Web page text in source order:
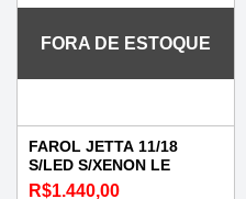
FORA DE ESTOQUE
FAROL JETTA 11/18
S/LED S/XENON LE
R$1.440,00